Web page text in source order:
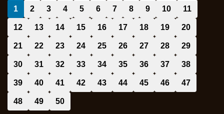
1 2 3 4 5 6 7 8 9 10 11
12 13 14 15 16 17 18 19 20
21 22 23 24 25 26 27 28 29
30 31 32 33 34 35 36 37 38
39 40 41 42 43 44 45 46 47
48 49 50